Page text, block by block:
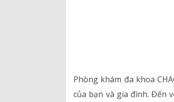
Phòng khám đa khoa
của bạn và gia đình. Đến